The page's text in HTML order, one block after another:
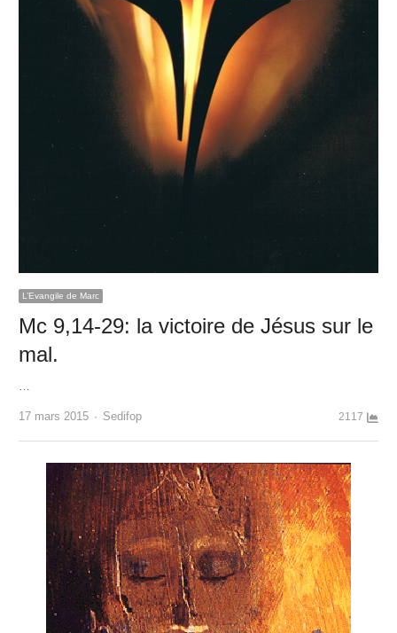
L’Evangile de Marc
Mc 9,14-29: la victoire de Jésus sur le
mal.
…
17 mars 2015 Author
Sedifop 2117